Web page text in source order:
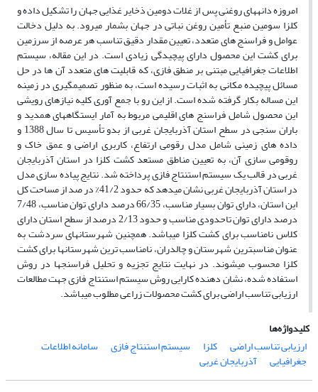
امروزه دانه‎های روغنی پس از غلات دومین ذخایر غذایی جهان را تشکیل داده و
کلزا سومین منبع تأمین روغن نباتی در جهان بشمار می‎رود. به دلیل دخالت
عوامل و فراسنج های متعدد، تعیین مقدار دقیق تناسب هر عرصه از سرزمین
برای کشت این محصول دارای پیچیدگی زیادی است. در این مقاله، سیستم
اطلاعات جغرافیایی مبتنی بر منطق فازی، که قابلیت های متعدد آن ها در حل
مسائل پیچیده مکانی به اثبات رسیده است، به منظور تصمیم‎گیری در زمینه
این مساله بکار گرفته شده است. از این رو با جمع آوری کلیه نیازهای رویشی
این محصول شامل فراسنج های اقلیمی مربوط به آمار ایستگاه‎های همدید و
باران سنجی در سطح استان آذربایجان غربی از بدو تأسیس تا سال 1388 و
داده های زمینی شامل مدل رقومی ارتفاع، کاربری اراضی و عمق خاک و
روقومی سازی آن، به تعیین مناطق مستعد کشت کلزا در استان آذربایجان
غربی در قالب یک سیستم استنتاج فازی پرداخته شد. نتایج پیاده سازی مدل
در استان آذربایجان غربی نشان می‎دهد که حدود 41/2% در صد از مساحت کل
این استان، دارای توان بسیار مناسب، 66/35 درصد دارای توان مناسب، 7/48
درصد دارای توان تاحدودی مناسب و حدود 2/13 درصد از سطح استان دارای
کلاس نامناسب برای کشت کلزا می‎باشد. همچنین شهرستان‎های سردشت به
عنوان مناسب‎ترین شهرستان و چالدران، نامناسب ترین شهرستان‎ها برای کشت
کلزا محسوب می‎شوند. در نهایت نتایج تجزیه و تحلیل فراسنج‎ها در روش
استفاده شده، نشان دهنده کارایی روش سیستم استنتاج فازی جهت مطالعات
ارزیابی تناسب اراضی برای کشت محصولات زراعی مطلوب می‎باشد.
کلیدواژه‌ها
ارزیابی تناسب اراضی
کلزا سیستم استنتاج فازی سامانه اطلاعات
جغرافیایی آذربایجان غربی